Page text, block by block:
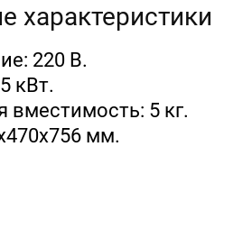
характеристики
220 В.
кВт.
5 кг.
мм.